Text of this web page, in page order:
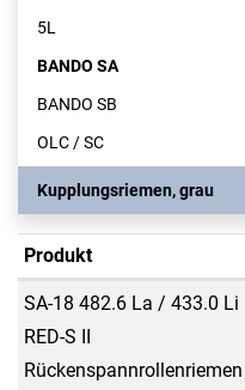
5L
BANDO SA
BANDO SB
OLC / SC
Kupplungsriemen, grau
Produkt
SA-18 482.6 La / 433.0 Li
RED-S II
Rückenspannrollenriemen